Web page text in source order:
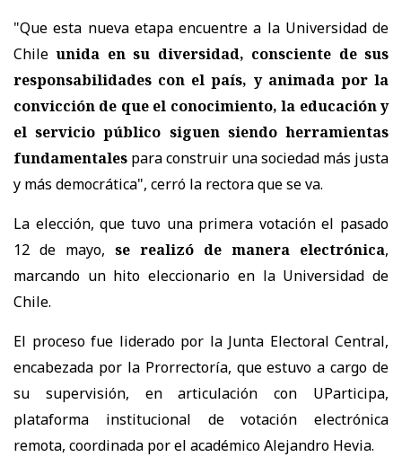
"Que esta nueva etapa encuentre a la Universidad de
Chileunida en su diversidad, consciente de sus
responsabilidades con el país, y animada por la
convicción de que el conocimiento, la educación y
el servicio público siguen siendo herramientas
fundamentales para construir una sociedad más justa
y más democrática", cerró la rectora que se va.
La elección, que tuvo una primera votación el pasado
12 de mayo, se realizó de manera electrónica,
marcando un hito eleccionario en la Universidad de
Chile.
El proceso fue liderado por la Junta Electoral Central,
encabezada por la Prorrectoría, que estuvo a cargo de
su supervisión, en articulación con UParticipa,
plataforma institucional de votación electrónica
remota, coordinada por el académico Alejandro Hevia.